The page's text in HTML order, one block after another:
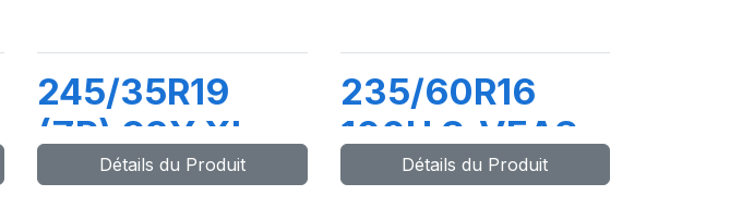
245/35R19
(ZR) 93Y XL
PZERO 5
Détails du Produit
235/60R16
100H S-VEAS
Détails du Produit